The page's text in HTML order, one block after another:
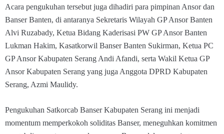
Acara pengukuhan tersebut juga dihadiri para pimpinan Ansor dan
Banser Banten, di antaranya Sekretaris Wilayah GP Ansor Banten
Alvi Ruzabady, Ketua Bidang Kaderisasi PW GP Ansor Banten
Lukman Hakim, Kasatkorwil Banser Banten Sukirman, Ketua PC
GP Ansor Kabupaten Serang Andi Afandi, serta Wakil Ketua GP
Ansor Kabupaten Serang yang juga Anggota DPRD Kabupaten
Serang, Azmi Maulidy.
Pengukuhan Satkorcab Banser Kabupaten Serang ini menjadi
momentum memperkokoh soliditas Banser, meneguhkan komitmen